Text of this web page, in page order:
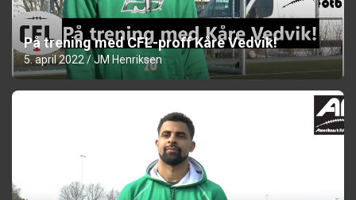
På trening med CFL-proff Kåre Vedvik!
5. april 2022 JM Henriksen